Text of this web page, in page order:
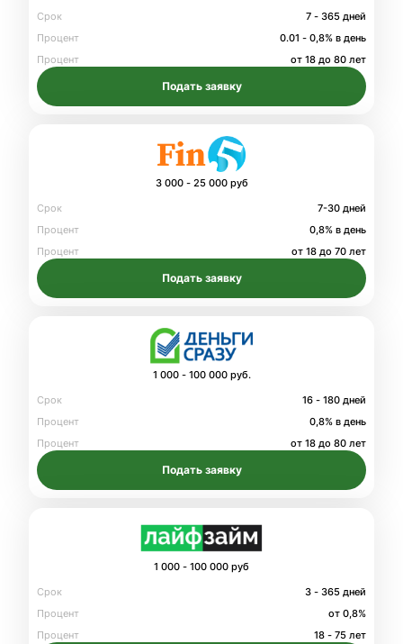
Срок
7 - 365 дней
Процент
0.01 - 0,8% в день
Процент
от 18 до 80 лет
Подать заявку
3 000 - 25 000 руб
Срок
7-30 дней
Процент
0,8% в день
Процент
от 18 до 70 лет
Подать заявку
1 000 - 100 000 руб.
Срок
16 - 180 дней
Процент
0,8% в день
Процент
от 18 до 80 лет
Подать заявку
1 000 - 100 000 руб
Срок
3 - 365 дней
Процент
от 0,8%
Процент
18 - 75 лет